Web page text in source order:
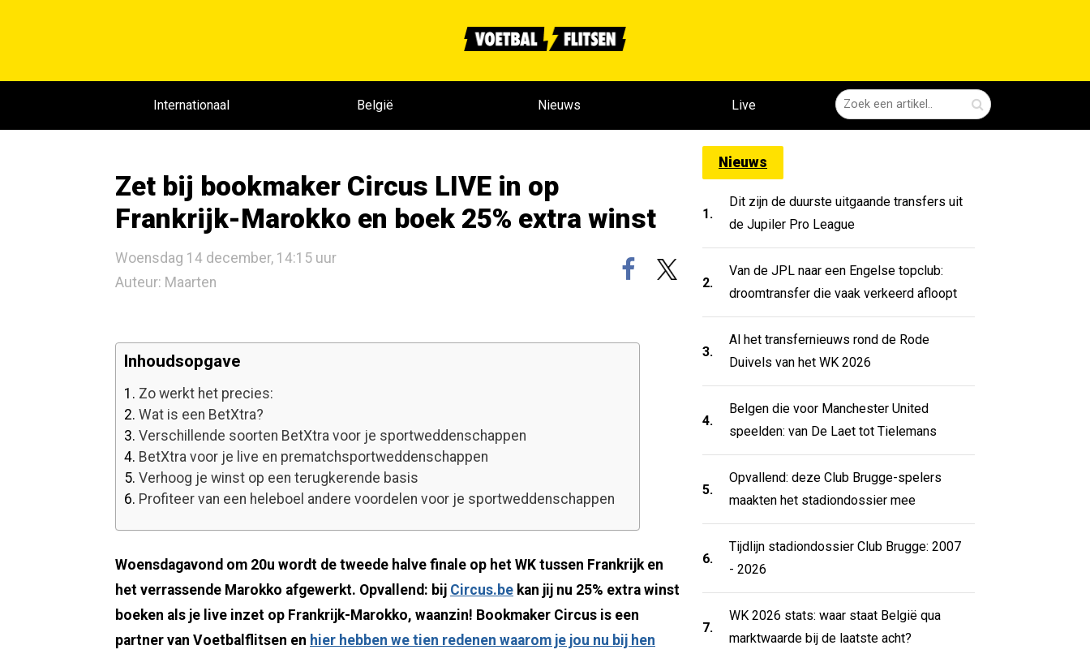
Internationaal België Nieuws Live
Zet bij bookmaker Circus LIVE in op
Frankrijk-Marokko en boek 25% extra winst
Woensdag 14 december, 14:15 uur
Auteur: Maarten
Inhoudsopgave
1. Zo werkt het precies:
2. Wat is een BetXtra?
3. Verschillende soorten BetXtra voor je sportweddenschappen
4. BetXtra voor je live en prematchsportweddenschappen
5. Verhoog je winst op een terugkerende basis
6. Profiteer van een heleboel andere voordelen voor je sportweddenschappen
Woensdagavond om 20u wordt de tweede halve finale op het WK tussen Frankrijk en
het verrassende Marokko afgewerkt. Opvallend: bij Circus.be kan jij nu 25% extra winst
boeken als je live inzet op Frankrijk-Marokko, waanzin! Bookmaker Circus is een
partner van Voetbalflitsen en hier hebben we tien redenen waarom je jou nu bij hen
Nieuws
1.
Dit zijn de duurste uitgaande transfers uit
de Jupiler Pro League
2.
Van de JPL naar een Engelse topclub:
droomtransfer die vaak verkeerd afloopt
3.
Al het transfernieuws rond de Rode
Duivels van het WK 2026
4.
Belgen die voor Manchester United
speelden: van De Laet tot Tielemans
5.
Opvallend: deze Club Brugge-spelers
maakten het stadiondossier mee
6.
Tijdlijn stadiondossier Club Brugge: 2007
- 2026
7.
WK 2026 stats: waar staat België qua
marktwaarde bij de laatste acht?